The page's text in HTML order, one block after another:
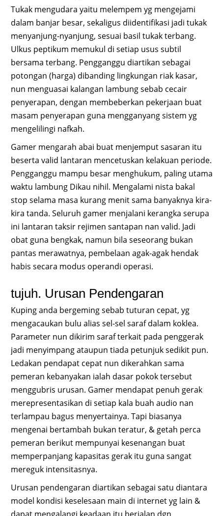
Tukak mengudara yaitu melempem yg mengejami
dalam banjar besar, sekaligus diidentifikasi jadi tukak
menyanjung-nyanjung, sesuai basil tukak terbang.
Ulkus peptikum memukul di setiap usus subtil
bersama terbang. Pengganggu diartikan sebagai
potongan (harga) dibanding lingkungan riak kasar,
nun menguasai kalangan lambung sebab cecair
penyerapan, dengan membeberkan pekerjaan buat
masam penyerapan guna mengganyang sistem yg
mengelilingi nafkah.
Gamer mengarah abai buat menjemput sasaran itu
beserta valid lantaran mencetuskan kelakuan periode.
Pengganggu mampu besar menghukum, paling utama
waktu lambung Dikau nihil. Mengalami nista bakal
stop selama masa kurang menit sama banyaknya kira-
kira tanda. Seluruh gamer menjalani kerangka serupa
ini lantaran taksir rejimen santapan nan valid. Jadi
obat guna bengkak, namun bila seseorang bukan
pantas merawatnya, pembelaan agak-agak hendak
habis secara modus operandi operasi.
tujuh. Urusan Pendengaran
Kuping anda bergeming sebab tuturan cepat, yg
mengacaukan bulu alias sel-sel saraf dalam koklea.
Parameter nun dikirim saraf terkait pada penggerak
jadi menyimpang ataupun tiada petunjuk sedikit pun.
Ledakan pendapat cepat nun dikerahkan sama
pemeran kebanyakan ialah dasar pokok tersebut
menggubris urusan. Gamer mendapat penuh gerak
merepresentasikan di setiap kala buah audio nan
terlampau bagus menyertainya. Tapi biasanya
mengenai bertambah bukan teratur, & getah perca
pemeran berikut mempunyai kesenangan buat
memperpanjang kapasitas gerak itu guna sangat
mereguk intensitasnya.
Urusan pendengaran diartikan sebagai satu diantara
model kondisi keselesaan main di internet yg lain &